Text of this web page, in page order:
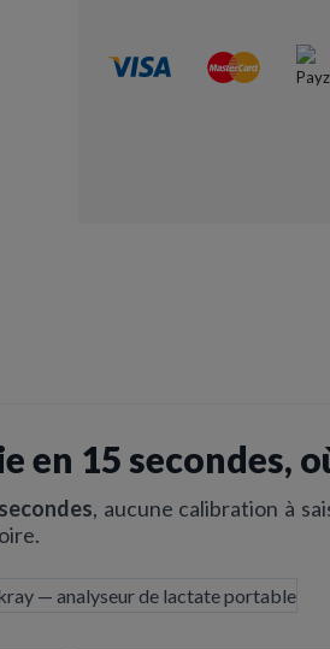
15 secondes,
, aucune calibration à